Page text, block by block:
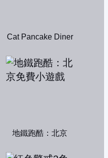
Cat Pancake Diner
地鐵跑酷：北京